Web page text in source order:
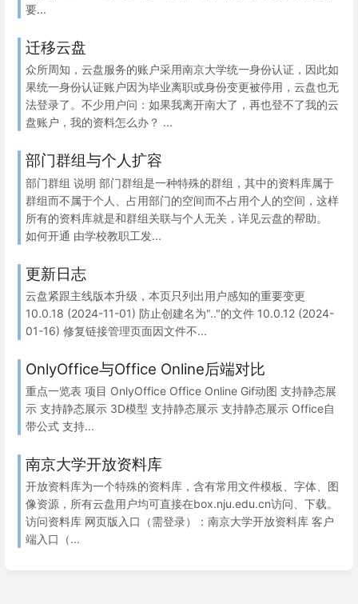
要...
迁移云盘
众所周知，云盘服务的账户采用南京大学统一身份认证，因此如
果统一身份认证账户因为毕业离职或身份变更被停用，云盘也无
法登录了。不少用户问：如果我离开南大了，再也登不了我的云
盘账户，我的资料怎么办？ ...
部门群组与个人扩容
部门群组 说明 部门群组是一种特殊的群组，其中的资料库属于
群组而不属于个人、占用部门的空间而不占用个人的空间，这样
所有的资料库就是和群组关联与个人无关，详见云盘的帮助。
如何开通 由学校教职工发...
更新日志
云盘紧跟主线版本升级，本页只列出用户感知的重要变更
10.0.18 (2024-11-01) 防止创建名为".."的文件 10.0.12 (2024-
01-16) 修复链接管理页面因文件不...
OnlyOffice与Office Online后端对比
重点一览表 项目 OnlyOffice Office Online Gif动图 支持静态展
示 支持静态展示 3D模型 支持静态展示 支持静态展示 Office自
带公式 支持...
南京大学开放资料库
开放资料库为一个特殊的资料库，含有常用文件模板、字体、图
像资源，所有云盘用户均可直接在box.nju.edu.cn访问、下载。
访问资料库 网页版入口（需登录）：南京大学开放资料库 客户
端入口（...